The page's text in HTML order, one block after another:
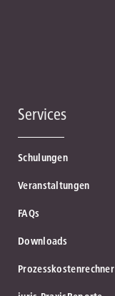
Services
Schulungen
Veranstaltungen
FAQs
Downloads
Prozesskostenrechner